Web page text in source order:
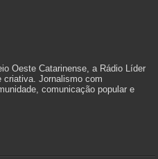
Oeste Catarinense, a Rádio Líder
criativa. Jornalismo com
comunicação popular e